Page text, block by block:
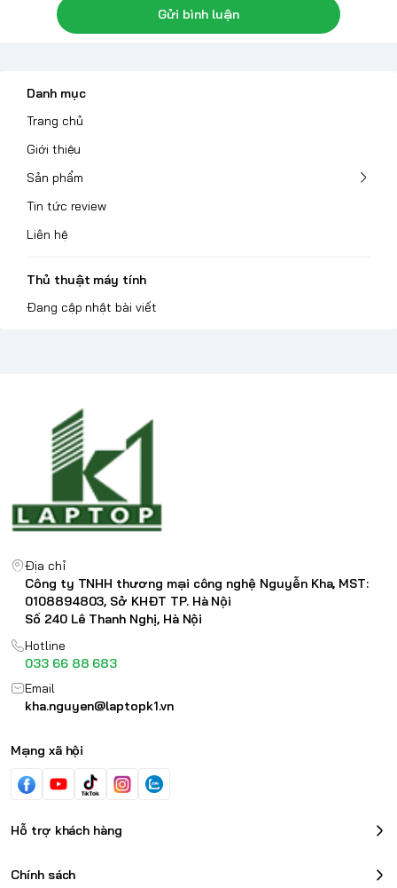
Gửi bình luận
Danh mục
Trang chủ
Giới thiệu
Sản phẩm
Tin tức review
Liên hệ
Thủ thuật máy tính
Đang cập nhật bài viết
Địa chỉ
Công ty TNHH thương mại công nghệ Nguyễn Kha, MST:
0108894803, Sở KHĐT TP. Hà Nội
Số 240 Lê Thanh Nghị, Hà Nội
Hotline
033 66 88 683
Email
kha.nguyen@laptopk1.vn
Mạng xã hội
Hỗ trợ khách hàng
Chính sách